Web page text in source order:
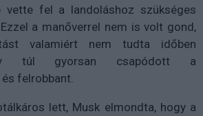
vette fel a landoláshoz szükséges
a manőverrel nem is volt gond,
valamiért nem tudta időben
túl gyorsan csapódott a
felrobbant.
lett, Musk elmondta, hogy a